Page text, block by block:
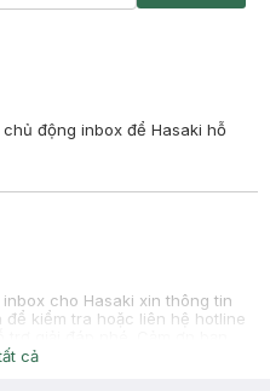
động inbox để Hasaki hỗ
cho Hasaki xin thông tin
kiểm tra hoặc liên hệ hotline
cả